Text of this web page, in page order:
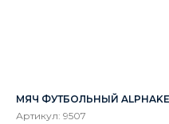
МЯЧ ФУТБОЛЬНЫЙ
Артикул: 9507